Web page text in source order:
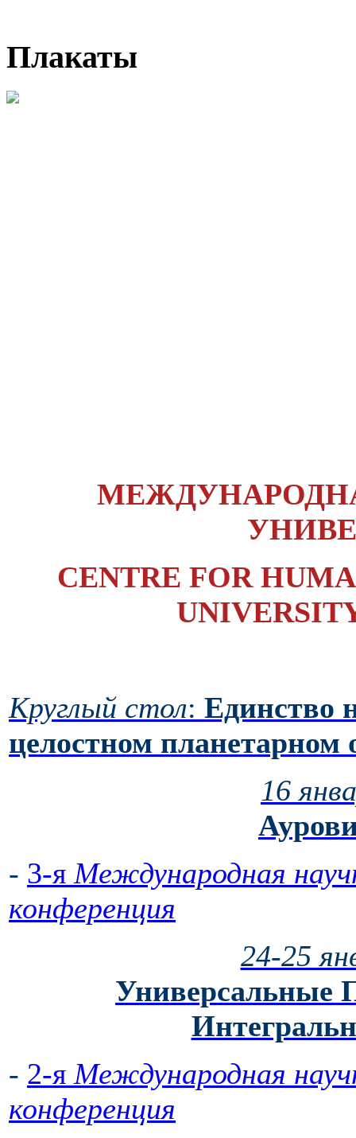
Плакаты
CENTRE FOR
Круглый стол: Единство
целостном планетарном
16
- 3-я Международная
конференция
24-25
Универсальные
- 2-я Международная
конференция